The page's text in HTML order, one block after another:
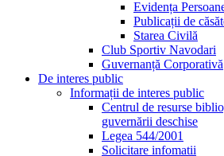
Evidența
Publicații de
Starea Civilă
Club Sportiv Navodari
Guvernanță Corporativă
De interes public
Informații de interes public
Centrul de resurse
guvernării deschise
Legea 544/2001
Solicitare infomatii